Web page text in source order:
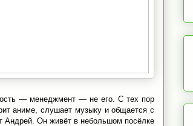
— менеджмент — не его. С тех пор
аниме, слушает музыку и общается с
Андрей. Он живёт в небольшом посёлке